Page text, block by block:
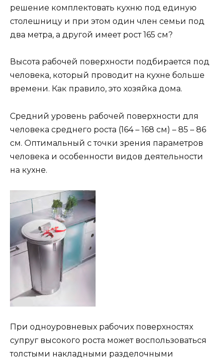
решение комплектовать кухню под единую
столешницу и при этом один член семьи под
два метра, а другой имеет рост 165 см?
Высота рабочей поверхности подбирается под
человека, который проводит на кухне больше
времени. Как правило, это хозяйка дома.
Средний уровень рабочей поверхности для
человека среднего роста (164 – 168 см) – 85 – 86
см. Оптимальный с точки зрения параметров
человека и особенности видов деятельности
на кухне.
При одноуровневых рабочих поверхностях
супруг высокого роста может воспользоваться
толстыми накладными разделочными